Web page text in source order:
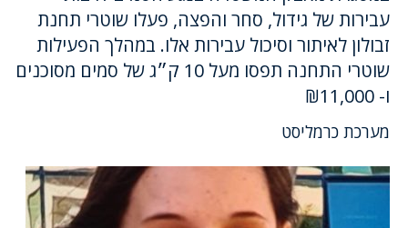
עבירות של גידול, סחר והפצה, פעלו שוטרי תחנת
זבולון לאיתור וסיכול עבירות אלו. במהלך הפעילות
שוטרי התחנה תפסו מעל 10 ק״ג של סמים מסוכנים
ו- ₪11,000
מערכת כרמליסט